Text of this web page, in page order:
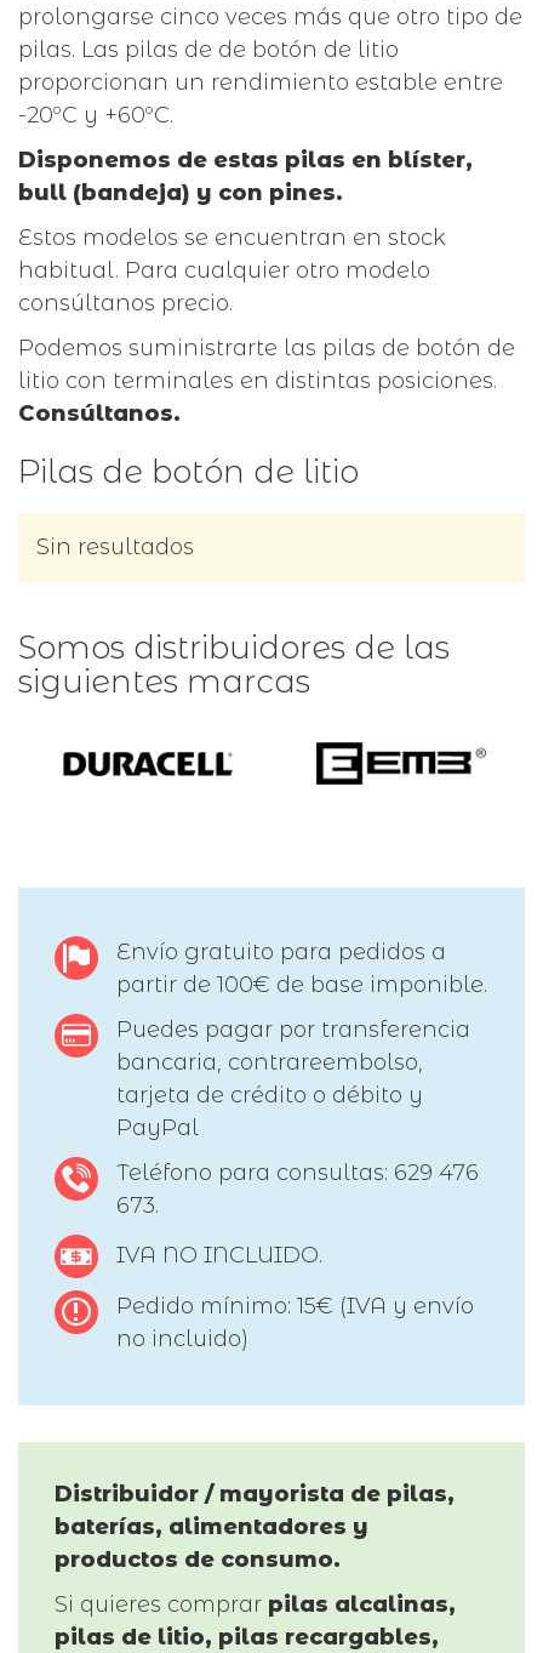
prolongarse cinco veces más que otro tipo de
pilas. Las pilas de de botón de litio
proporcionan un rendimiento estable entre
-20ºC y +60ºC.
Disponemos de estas pilas en blíster,
bull (bandeja) y con pines.
Estos modelos se encuentran en stock
habitual. Para cualquier otro modelo
consúltanos precio.
Podemos suministrarte las pilas de botón de
litio con terminales en distintas posiciones.
Consúltanos.
Pilas de botón de litio
Sin resultados
Somos distribuidores de las
siguientes marcas
Envío gratuito para pedidos a
partir de 100€ de base imponible.
Puedes pagar por transferencia
bancaria, contrareembolso,
tarjeta de crédito o débito y
PayPal
Teléfono para consultas: 629 476
673.
IVA NO INCLUIDO.
Pedido mínimo: 15€ (IVA y envío
no incluido)
Distribuidor / mayorista de pilas,
baterías, alimentadores y
productos de consumo.
Si quieres comprar pilas alcalinas,
pilas de litio, pilas recargables,